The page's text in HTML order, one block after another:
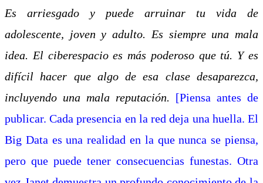
Es arriesgado y puede arruinar tu vida de
adolescente, joven y adulto. Es siempre una mala
idea. El ciberespacio es más poderoso que tú. Y es
difícil hacer que algo de esa clase desaparezca,
incluyendo una mala reputación. [Piensa antes de
publicar. Cada presencia en la red deja una huella. El
Big Data es una realidad en la que nunca se piensa,
pero que puede tener consecuencias funestas. Otra